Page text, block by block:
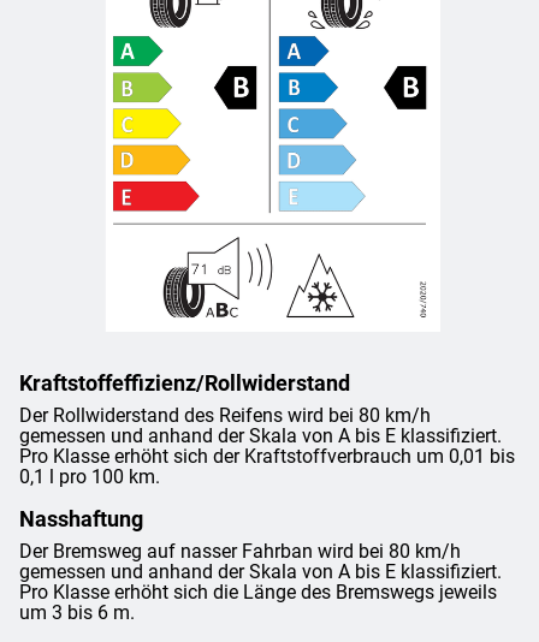
Kraftstoffeffizienz/Rollwiderstand
Der Rollwiderstand des Reifens wird bei 80 km/h
gemessen und anhand der Skala von A bis E klassifiziert.
Pro Klasse erhöht sich der Kraftstoffverbrauch um 0,01 bis
0,1 l pro 100 km.
Nasshaftung
Der Bremsweg auf nasser Fahrban wird bei 80 km/h
gemessen und anhand der Skala von A bis E klassifiziert.
Pro Klasse erhöht sich die Länge des Bremswegs jeweils
um 3 bis 6 m.